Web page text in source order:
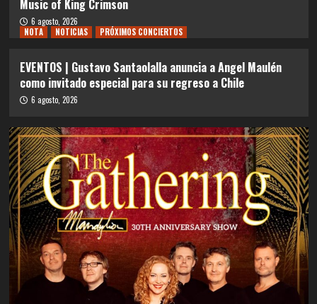
Music of King Crimson
6 agosto, 2026
NOTA
NOTICIAS PRÓXIMOS CONCIERTOS
EVENTOS | Gustavo Santaolalla anuncia a Angel Maulén
como invitado especial para su regreso a Chile
6 agosto, 2026